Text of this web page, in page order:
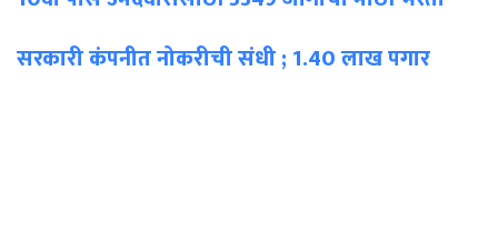
सरकारी कंपनीत नोकरीची संधी ; 1.40 लाख पगार